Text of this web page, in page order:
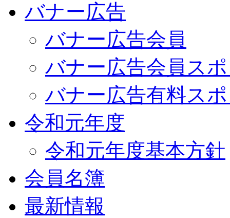
バナー広告
バナー広告会員
バナー広告会員ス
バナー広告有料ス
令和元年度
令和元年度基本方針
会員名簿
最新情報